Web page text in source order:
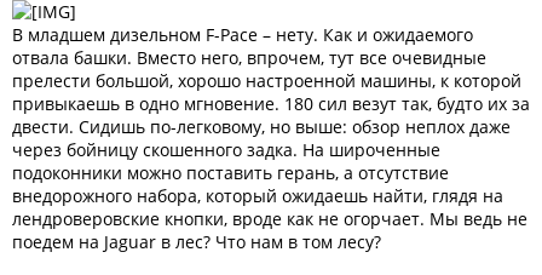
В младшем дизельном F-Pace – нету. Как и ожидаемого
отвала башки. Вместо него, впрочем, тут все очевидные
прелести большой, хорошо настроенной машины, к которой
привыкаешь в одно мгновение. 180 сил везут так, будто их за
двести. Сидишь по-легковому, но выше: обзор неплох даже
через бойницу скошенного задка. На широченные
подоконники можно поставить герань, а отсутствие
внедорожного набора, который ожидаешь найти, глядя на
лендроверовские кнопки, вроде как не огорчает. Мы ведь не
поедем на Jaguar в лес? Что нам в том лесу?